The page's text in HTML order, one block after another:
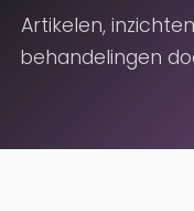
Artikelen,
behandelingen